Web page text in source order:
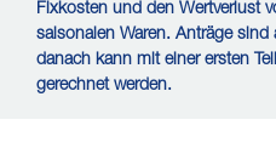
Fixkosten und den Wertverlust
saisonalen Waren. Anträge
danach kann mit einer ersten
gerechnet werden.